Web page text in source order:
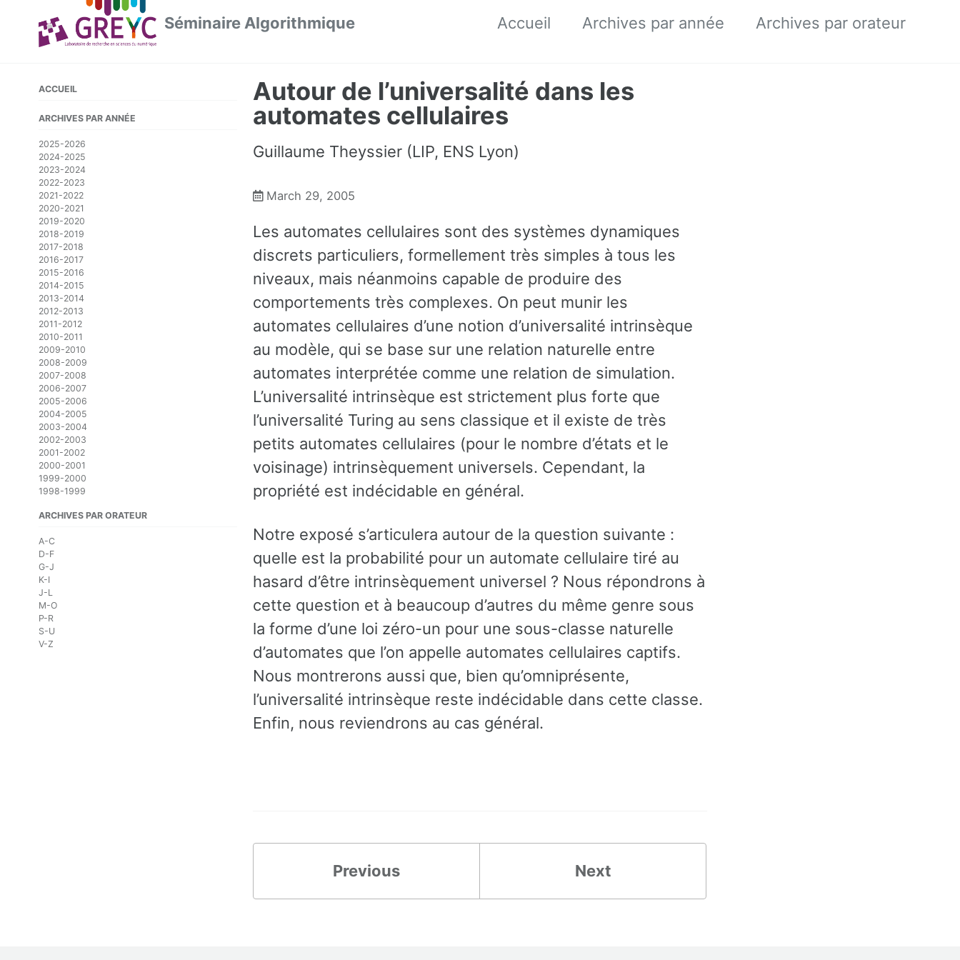
navigation
Séminaire Algorithmique Accueil Archives par année Archives par orateur
ACCUEIL
ARCHIVES PAR ANNÉE
2025-2026
2024-2025
2023-2024
2022-2023
2021-2022
2020-2021
2019-2020
2018-2019
2017-2018
2016-2017
2015-2016
2014-2015
2013-2014
2012-2013
2011-2012
2010-2011
2009-2010
2008-2009
2007-2008
2006-2007
2005-2006
2004-2005
2003-2004
2002-2003
2001-2002
2000-2001
1999-2000
1998-1999
ARCHIVES PAR ORATEUR
A-C
D-F
G-J
K-I
J-L
M-O
P-R
S-U
V-Z
Autour de l’universalité dans les
automates cellulaires
Guillaume Theyssier (LIP, ENS Lyon)
March 29, 2005
Les automates cellulaires sont des systèmes dynamiques
discrets particuliers, formellement très simples à tous les
niveaux, mais néanmoins capable de produire des
comportements très complexes. On peut munir les
automates cellulaires d’une notion d’universalité intrinsèque
au modèle, qui se base sur une relation naturelle entre
automates interprétée comme une relation de simulation.
L’universalité intrinsèque est strictement plus forte que
l’universalité Turing au sens classique et il existe de très
petits automates cellulaires (pour le nombre d’états et le
voisinage) intrinsèquement universels. Cependant, la
propriété est indécidable en général.
Notre exposé s’articulera autour de la question suivante :
quelle est la probabilité pour un automate cellulaire tiré au
hasard d’être intrinsèquement universel ? Nous répondrons à
cette question et à beaucoup d’autres du même genre sous
la forme d’une loi zéro-un pour une sous-classe naturelle
d’automates que l’on appelle automates cellulaires captifs.
Nous montrerons aussi que, bien qu’omniprésente,
l’universalité intrinsèque reste indécidable dans cette classe.
Enfin, nous reviendrons au cas général.
Previous Next